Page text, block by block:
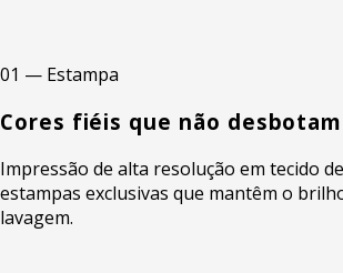
01 — Estampa
Cores fiéis que não desbotam
Impressão de alta resolução em tecido
estampas exclusivas que mantêm o
lavagem.